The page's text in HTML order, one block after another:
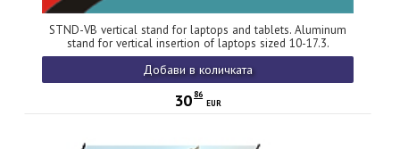
STND-VB vertical stand for laptops and tablets. Aluminum
stand for vertical insertion of laptops sized 10-17.3.
Adjustable slot width 9.5-25.5 mm. Black version.
Добави в количката
3086
EUR